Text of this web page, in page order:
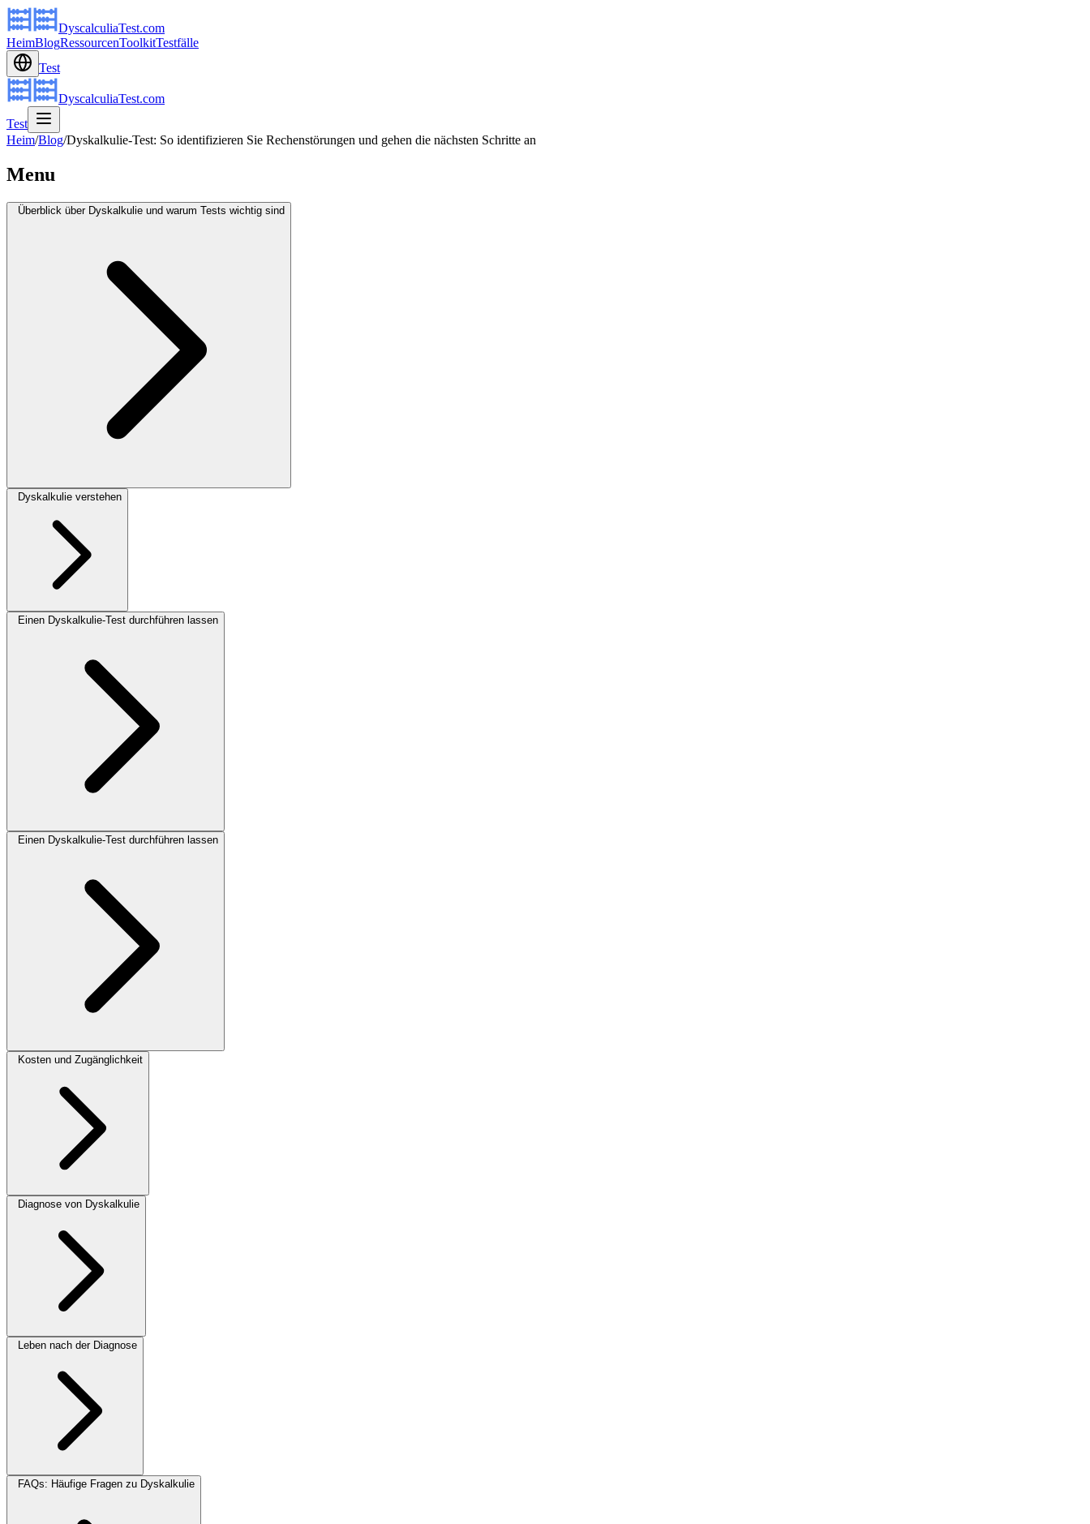
DyscalculiaTest.com
HeimBlogRessourcenToolkitTestfälle
Test
DyscalculiaTest.com
Test
Heim/Blog/Dyskalkulie-Test: So identifizieren Sie Rechenstörungen und gehen die nächsten Schritte an
Menu
Überblick über Dyskalkulie und warum Tests wichtig sind
Dyskalkulie verstehen
Einen Dyskalkulie-Test durchführen lassen
Einen Dyskalkulie-Test durchführen lassen
Kosten und Zugänglichkeit
Diagnose von Dyskalkulie
Leben nach der Diagnose
FAQs: Häufige Fragen zu Dyskalkulie